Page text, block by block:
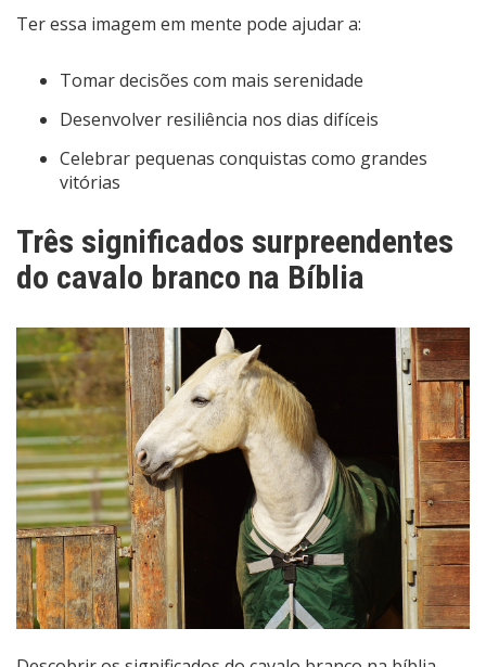
Ter essa imagem em mente pode ajudar a:
Tomar decisões com mais serenidade
Desenvolver resiliência nos dias difíceis
Celebrar pequenas conquistas como grandes
vitórias
Três significados surpreendentes
do cavalo branco na Bíblia